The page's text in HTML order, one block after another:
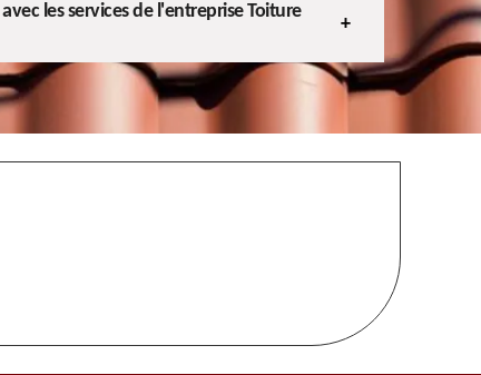
les services de l'entreprise Toiture